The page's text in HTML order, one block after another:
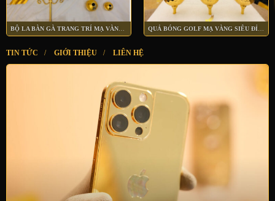
BỘ LA BÀN GÀ TRANG TRÍ MẠ VÀNG 24K QUẢ BÓNG GOLF MẠ VÀNG SIÊU ĐỈNH
TIN TỨC / GIỚI THIỆU / LIÊN HỆ